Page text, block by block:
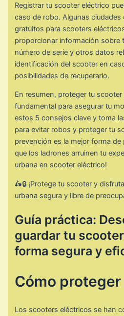
Registrar tu scooter eléctrico
caso de robo. Algunas
gratuitos para scooters
proporcionar información sobre
número de serie y otros datos
identificación del scooter en
posibilidades de recuperarlo.
En resumen, proteger tu scooter
fundamental para asegurar tu
estos 5 consejos clave y toma
para evitar robos y proteger tu
prevención es la mejor forma de
que los ladrones arruinen tu
urbana en scooter eléctrico!
🛵🔒 ¡Protege tu scooter y
urbana segura y libre de
Guía práctica:
guardar tu
forma segura y
Cómo
Los scooters eléctricos se han